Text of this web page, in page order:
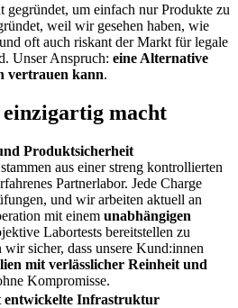
gegründet, um einfach nur Produkte zu
weil wir gesehen haben, wie
oft auch riskant der Markt für legale
Unser Anspruch: eine Alternative
vertrauen kann.
einzigartig macht
Produktsicherheit
aus einer streng kontrollierten
Partnerlabor. Jede Charge
und wir arbeiten aktuell an
mit einem unabhängigen
Labortests bereitstellen zu
sicher, dass unsere Kund:innen
mit verlässlicher Reinheit und
Kompromisse.
entwickelte Infrastruktur